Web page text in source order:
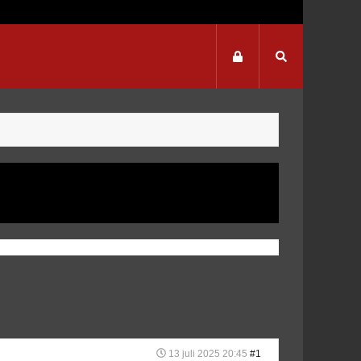
13 juli 2025 20:45 #1